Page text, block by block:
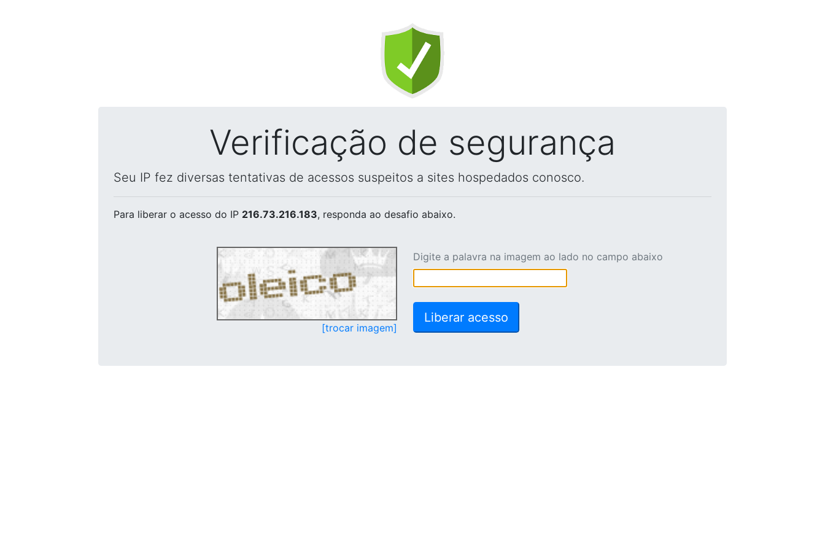
Verificação de segurança
Seu IP fez diversas tentativas de acessos suspeitos a sites hospedados conosco.
Para liberar o acesso do IP 216.73.216.183, responda ao desafio abaixo.
[trocar imagem]
Digite a palavra na imagem ao lado no campo abaixo